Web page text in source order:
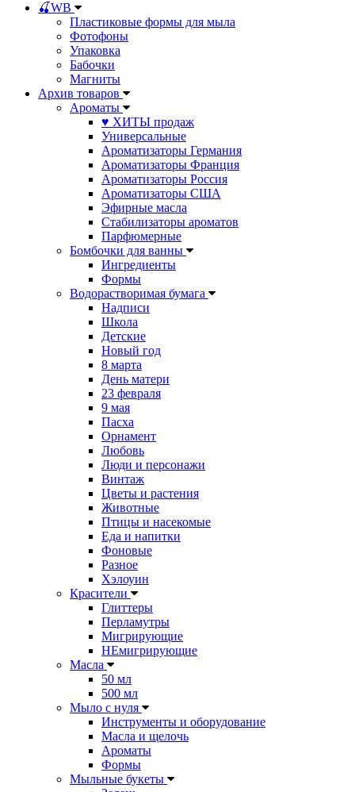
🍒WB
Пластиковые формы для мыла
Фотофоны
Упаковка
Бабочки
Магниты
Архив товаров
Ароматы
♥ ХИТЫ продаж
Универсальные
Ароматизаторы Германия
Ароматизаторы Франция
Ароматизаторы Россия
Ароматизаторы США
Эфирные масла
Стабилизаторы ароматов
Парфюмерные
Бомбочки для ванны
Ингредиенты
Формы
Водорастворимая бумага
Надписи
Школа
Детские
Новый год
8 марта
День матери
23 февраля
9 мая
Пасха
Орнамент
Любовь
Люди и персонажи
Винтаж
Цветы и растения
Животные
Птицы и насекомые
Еда и напитки
Фоновые
Разное
Хэлоуин
Красители
Глиттеры
Перламутры
Мигрирующие
НЕмигрирующие
Масла
50 мл
500 мл
Мыло с нуля
Инструменты и оборудование
Масла и щелочь
Ароматы
Формы
Мыльные букеты